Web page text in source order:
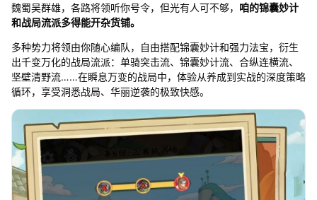
魏蜀吴群雄，各路将领听你号令，但光有人可不够， 咱的锦囊妙计
和战局流派多得能开杂货铺。
多种势力将领由你随心编队，自由搭配锦囊妙计和强力法宝，衍生
出千变万化的战局流派：单骑突击流、锦囊妙计流、合纵连横流、
坚壁清野流……在瞬息万变的战局中，体验从养成到实战的深度策略
循环，享受洞悉战局、华丽逆袭的极致快感。